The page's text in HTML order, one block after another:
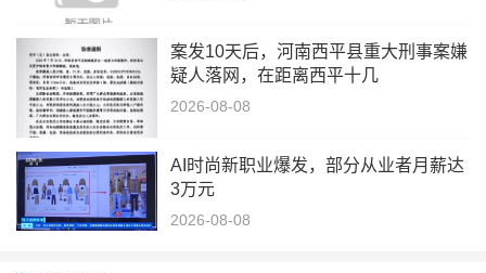
案发10天后，河南西平县重大刑事案嫌
疑人落网，在距离西平十几
2026-08-08
AI时尚新职业爆发，部分从业者月薪达
3万元
2026-08-08